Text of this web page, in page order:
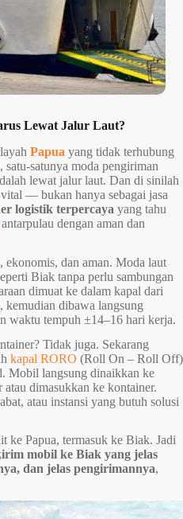
Lewat Jalur Laut?
Papua yang tidak terhubung
satunya moda pengiriman
lewat jalur laut. Dan di sinilah
— bukan hanya sebagai jasa
logistik terpercaya yang tahu
antarpulau dengan aman dan
ekonomis, dan aman. Moda laut
Biak tanpa perlu sambungan
dimuat ke dalam kapal dari
kemudian dibawa langsung
waktu tempuh ±14–16 hari kerja.
Tidak juga. Sekarang
kapal RORO (Roll On – Roll Off)
Mobil langsung dinaikkan ke
dimasukkan ke kontainer.
atau instansi yang butuh solusi
ke Papua, termasuk ke Biak. Jadi
mobil ke Biak yang jelas
dan jelas pengirimannya,